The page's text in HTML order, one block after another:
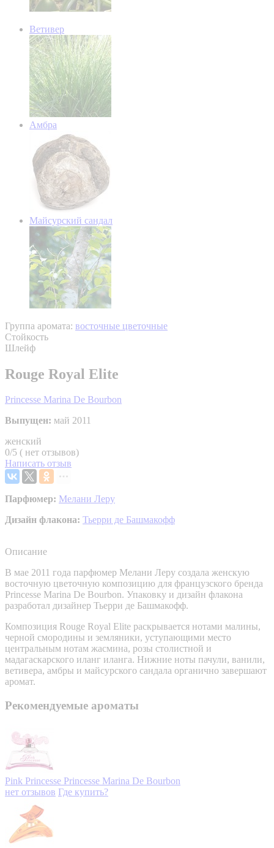
Ветивер
Амбра
Майсурский сандал
Группа аромата: восточные цветочные
Стойкость
Шлейф
Rouge Royal Elite
Princesse Marina De Bourbon
Выпущен: май 2011
женский
0/5 ( нет отзывов)
Написать отзыв
Парфюмер: Мелани Леру
Дизайн флакона: Тьерри де Башмакофф
Описание
В мае 2011 года парфюмер Мелани Леру создала женскую
восточную цветочную композицию для французского бренда
Princesse Marina De Bourbon. Упаковку и дизайн флакона
разработал дизайнер Тьерри де Башмакофф.
Композиция Rouge Royal Elite раскрывается нотами малины,
черной смородины и земляники, уступающими место
центральным нотам жасмина, розы столистной и
мадагаскарского иланг иланга. Нижние ноты пачули, ванили,
ветивера, амбры и майсурского сандала органично завершают
аромат.
Рекомендуемые ароматы
Pink Princesse Princesse Marina De Bourbon
нет отзывов Где купить?